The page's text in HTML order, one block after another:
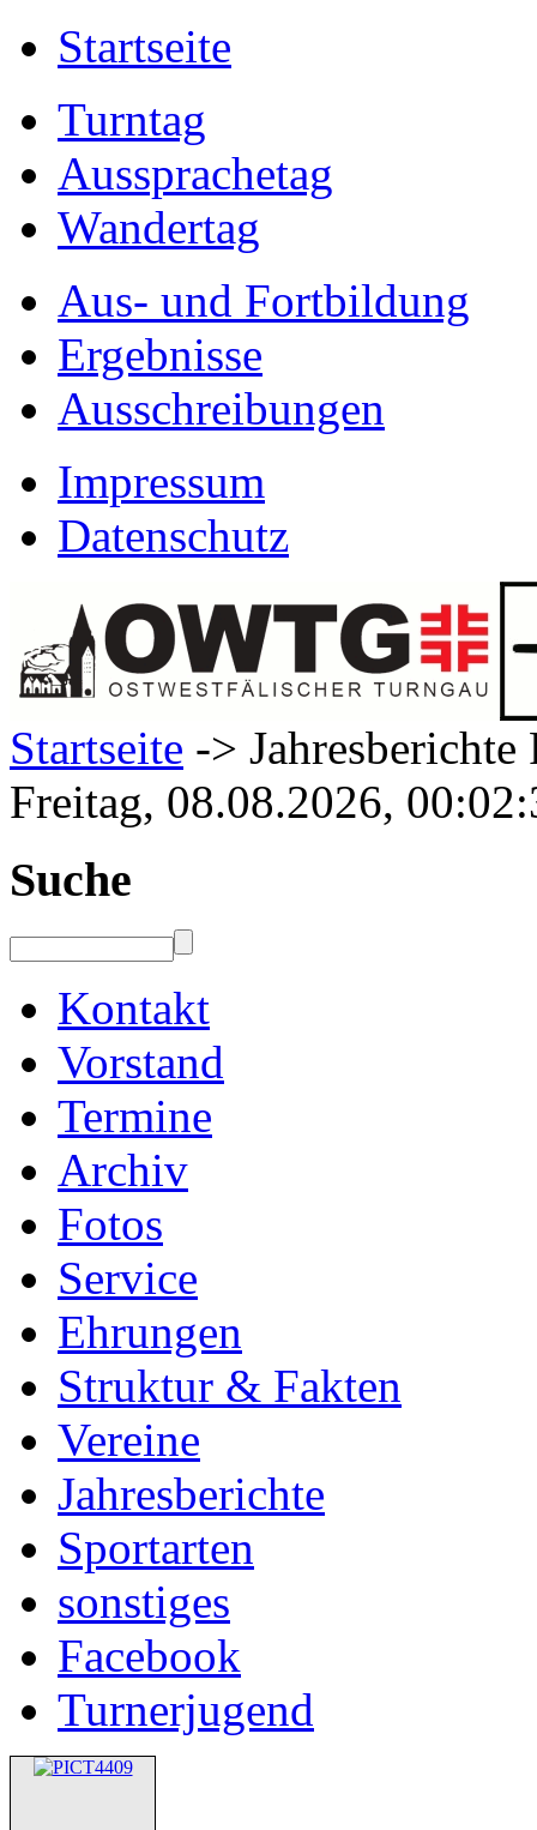
Startseite
Turntag
Aussprachetag
Wandertag
Aus- und Fortbildung
Ergebnisse
Ausschreibungen
Impressum
Datenschutz
Startseite -> Jahresberichte
Freitag, 08.08.2026,
Suche
Kontakt
Vorstand
Termine
Archiv
Fotos
Service
Ehrungen
Struktur & Fakten
Vereine
Jahresberichte
Sportarten
sonstiges
Facebook
Turnerjugend